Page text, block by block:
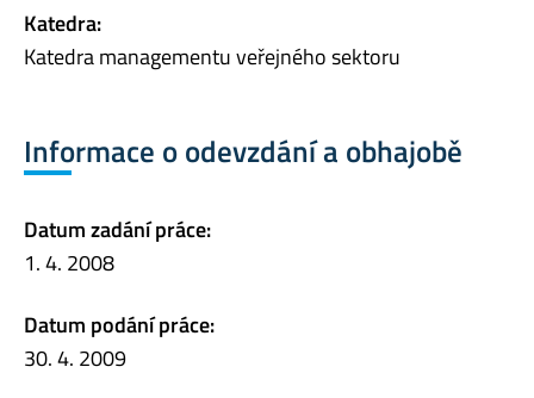
Katedra:
Katedra managementu veřejného sektoru
Informace o odevzdání a obhajobě
Datum zadání práce:
1. 4. 2008
Datum podání práce:
30. 4. 2009